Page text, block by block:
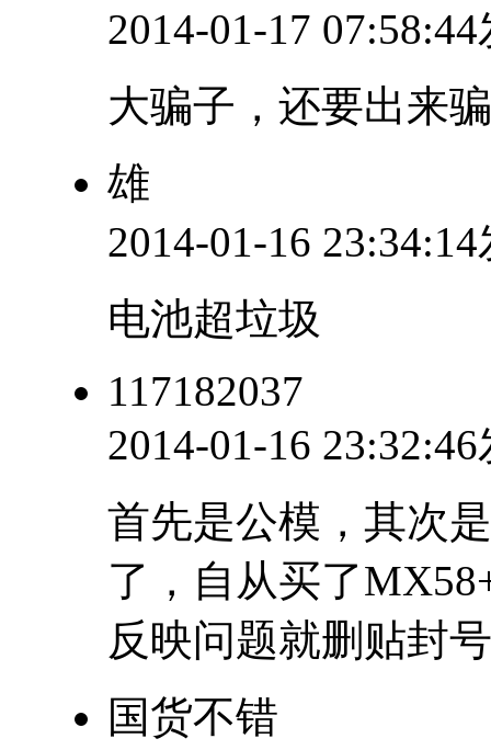
2014-01-17
大骗子，还要出来
雄
2014-01-16
电池超垃圾
117182037
2014-01-16
首先是公模，其次
了，自从买了
反映问题就删贴封
国货不错